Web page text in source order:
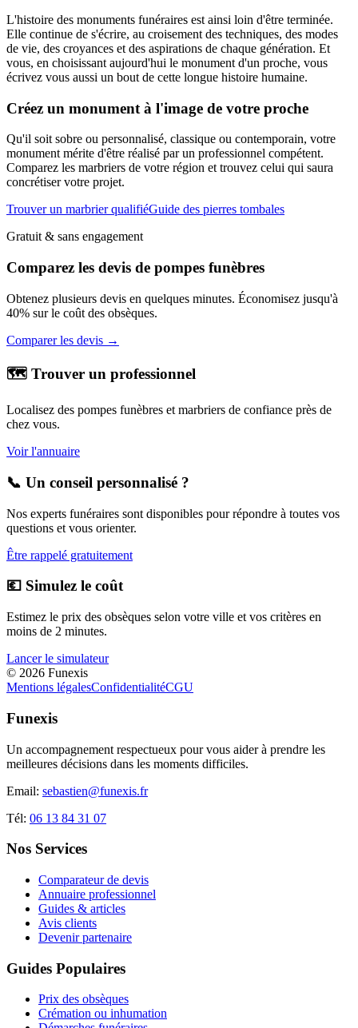
L'histoire des monuments funéraires est ainsi loin d'être terminée.
Elle continue de s'écrire, au croisement des techniques, des modes
de vie, des croyances et des aspirations de chaque génération. Et
vous, en choisissant aujourd'hui le monument d'un proche, vous
écrivez vous aussi un bout de cette longue histoire humaine.
Créez un monument à l'image de votre proche
Qu'il soit sobre ou personnalisé, classique ou contemporain, votre
monument mérite d'être réalisé par un professionnel compétent.
Comparez les marbriers de votre région et trouvez celui qui saura
concrétiser votre projet.
Trouver un marbrier qualifiéGuide des pierres tombales
Gratuit & sans engagement
Comparez les devis de pompes funèbres
Obtenez plusieurs devis en quelques minutes. Économisez jusqu'à
40% sur le coût des obsèques.
Comparer les devis →
🗺️ Trouver un professionnel
Localisez des pompes funèbres et marbriers de confiance près de
chez vous.
Voir l'annuaire
📞 Un conseil personnalisé ?
Nos experts funéraires sont disponibles pour répondre à toutes vos
questions et vous orienter.
Être rappelé gratuitement
💶 Simulez le coût
Estimez le prix des obsèques selon votre ville et vos critères en
moins de 2 minutes.
Lancer le simulateur
© 2026 Funexis
Mentions légalesConfidentialitéCGU
Funexis
Un accompagnement respectueux pour vous aider à prendre les
meilleures décisions dans les moments difficiles.
Email: sebastien@funexis.fr
Tél: 06 13 84 31 07
Nos Services
Comparateur de devis
Annuaire professionnel
Guides & articles
Avis clients
Devenir partenaire
Guides Populaires
Prix des obsèques
Crémation ou inhumation